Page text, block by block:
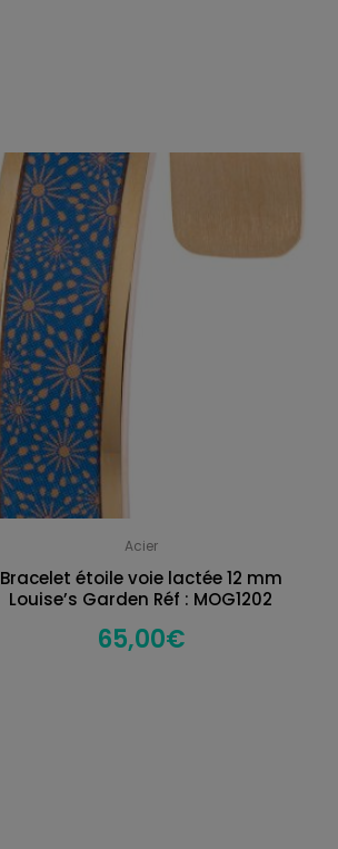
Acier
Bracelet étoile voie lactée 12 mm
Louise’s Garden Réf : MOG1202
65,00€